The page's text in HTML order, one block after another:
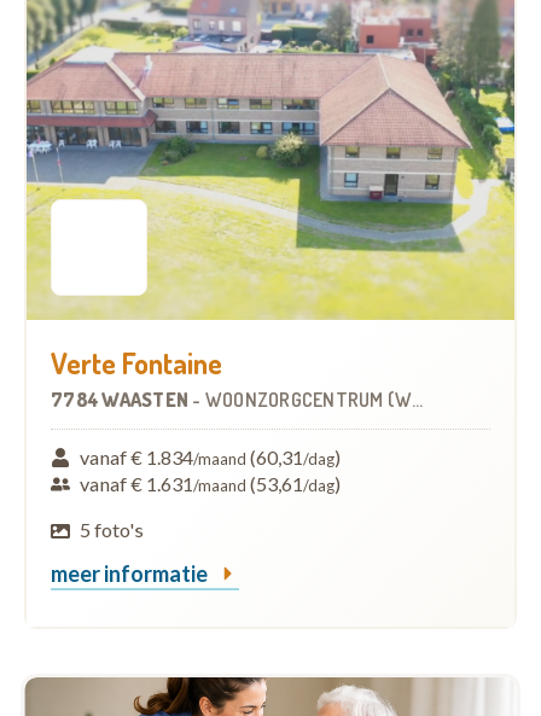
Verte Fontaine
7784 WAASTEN - WOONZORGCENTRUM (WZC)
vanaf € 1.834/maand (60,31/dag)
vanaf € 1.631/maand (53,61/dag)
5 foto's
meer informatie